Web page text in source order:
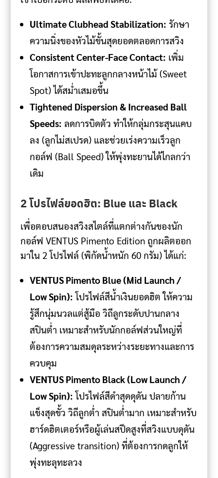
Ultimate Clubhead Stabilization: รักษา
ความนิ่งของหัวไม้ขั้นสุดยอดตลอดการสวิง
Consistent Center-Face Contact: เพิ่ม
โอกาสการเข้าปะทะลูกกลางหน้าไม้ (Sweet
Spot) ได้สม่ำเสมอขึ้น
Tightened Dispersion & Increased Ball
Speeds: ลดการบิดตัว ทำให้กลุ่มกระสุนแคบ
ลง (ลูกไม่สเปรด) และช่วยเร่งความเร็วลูก
กอล์ฟ (Ball Speed) ให้พุ่งทะยานได้ไกลกว่า
เดิม
2 โปรไฟล์ยอดฮิต: Blue และ Black
เพื่อตอบสนองสวิงสไตล์ที่แตกต่างกันของนัก
กอล์ฟ VENTUS Pimento Edition ถูกผลิตออก
มาใน 2 โปรไฟล์ (พิกัดน้ำหนัก 60 กรัม) ได้แก่:
VENTUS Pimento Blue (Mid Launch /
Low Spin): โปรไฟล์สีน้ำเงินยอดฮิต ให้ความ
รู้สึกนุ่มนวลแต่สู้มือ วิถีลูกระดับปานกลาง
สปินต่ำ เหมาะสำหรับนักกอล์ฟส่วนใหญ่ที่
ต้องการความสมดุลระหว่างระยะทางและการ
ควบคุม
VENTUS Pimento Black (Low Launch /
Low Spin): โปรไฟล์สีดำสุดดุดัน ปลายก้าน
แข็งสุดขั้ว วิถีลูกต่ำ สปินต่ำมาก เหมาะสำหรับ
ฮาร์ดฮิตเตอร์หรือผู้เล่นสปีดสูงที่สวิงแบบดุดัน
(Aggressive transition) ที่ต้องการกดลูกให้
พุ่งทะลุทะลวง